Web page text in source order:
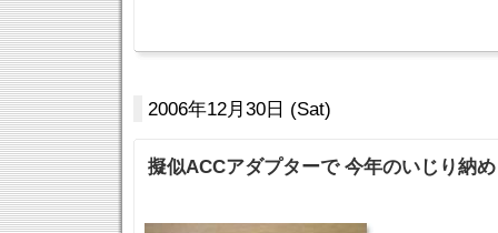
2006年12月30日 (Sat)
擬似ACCアダプターで 今年のいじり納め